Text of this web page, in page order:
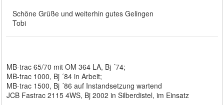
Schöne Grüße und weiterhin gutes Gelingen
Tobi
MB-trac 65/70 mit OM 364 LA, Bj ´74;
MB-trac 1000, Bj ´84 in Arbeit;
MB-trac 1500, Bj ´86 auf Instandsetzung wartend
JCB Fastrac 2115 4WS, Bj 2002 in Silberdistel, im Einsatz